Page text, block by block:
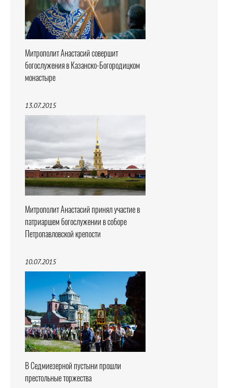
Митрополит Анастасий совершит
богослужения в Казанско-Богородицком
монастыре
13.07.2015
Митрополит Анастасий принял участие в
патриаршем богослужении в соборе
Петропавловской крепости
10.07.2015
В Седмиезерной пустыни прошли
престольные торжества